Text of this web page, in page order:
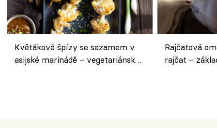
Květákové špízy se sezamem v
asijské marinádě – vegetariánská
Rajčatová
rajčat –